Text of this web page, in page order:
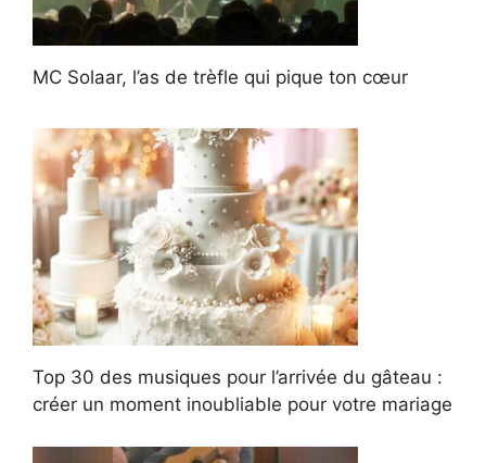
MC Solaar, l’as de trèfle qui pique ton cœur
Top 30 des musiques pour l’arrivée du gâteau :
créer un moment inoubliable pour votre mariage